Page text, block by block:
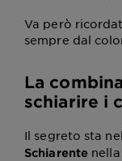
Va però
sempre dal
La
schiarire i
Il segreto sta
Schiarente